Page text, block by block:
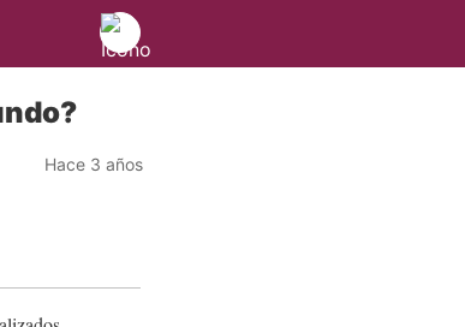
Hace 3 años